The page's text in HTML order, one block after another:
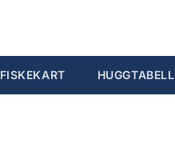
FISKEKART HUGGTABELL